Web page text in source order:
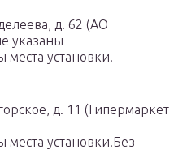
д. 62 (АО
указаны
места установки.
д. 11 (Гипермаркет
установки.Без